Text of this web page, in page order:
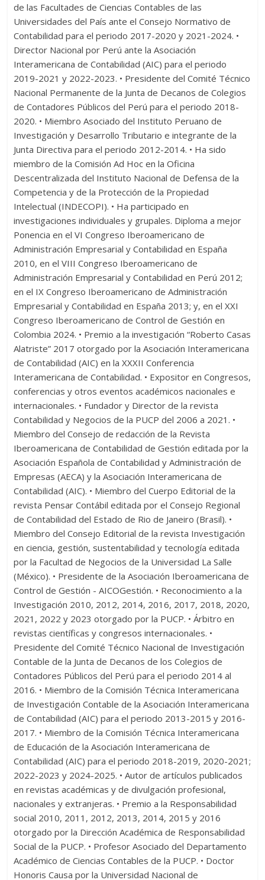
de las Facultades de Ciencias Contables de las
Universidades del País ante el Consejo Normativo de
Contabilidad para el periodo 2017-2020 y 2021-2024. •
Director Nacional por Perú ante la Asociación
Interamericana de Contabilidad (AIC) para el periodo
2019-2021 y 2022-2023. • Presidente del Comité Técnico
Nacional Permanente de la Junta de Decanos de Colegios
de Contadores Públicos del Perú para el periodo 2018-
2020. • Miembro Asociado del Instituto Peruano de
Investigación y Desarrollo Tributario e integrante de la
Junta Directiva para el periodo 2012-2014. • Ha sido
miembro de la Comisión Ad Hoc en la Oficina
Descentralizada del Instituto Nacional de Defensa de la
Competencia y de la Protección de la Propiedad
Intelectual (INDECOPI). • Ha participado en
investigaciones individuales y grupales. Diploma a mejor
Ponencia en el VI Congreso Iberoamericano de
Administración Empresarial y Contabilidad en España
2010, en el VIII Congreso Iberoamericano de
Administración Empresarial y Contabilidad en Perú 2012;
en el IX Congreso Iberoamericano de Administración
Empresarial y Contabilidad en España 2013; y, en el XXI
Congreso Iberoamericano de Control de Gestión en
Colombia 2024. • Premio a la investigación “Roberto Casas
Alatriste” 2017 otorgado por la Asociación Interamericana
de Contabilidad (AIC) en la XXXII Conferencia
Interamericana de Contabilidad. • Expositor en Congresos,
conferencias y otros eventos académicos nacionales e
internacionales. • Fundador y Director de la revista
Contabilidad y Negocios de la PUCP del 2006 a 2021. •
Miembro del Consejo de redacción de la Revista
Iberoamericana de Contabilidad de Gestión editada por la
Asociación Española de Contabilidad y Administración de
Empresas (AECA) y la Asociación Interamericana de
Contabilidad (AIC). • Miembro del Cuerpo Editorial de la
revista Pensar Contábil editada por el Consejo Regional
de Contabilidad del Estado de Rio de Janeiro (Brasil). •
Miembro del Consejo Editorial de la revista Investigación
en ciencia, gestión, sustentabilidad y tecnología editada
por la Facultad de Negocios de la Universidad La Salle
(México). • Presidente de la Asociación Iberoamericana de
Control de Gestión - AICOGestión. • Reconocimiento a la
Investigación 2010, 2012, 2014, 2016, 2017, 2018, 2020,
2021, 2022 y 2023 otorgado por la PUCP. • Árbitro en
revistas científicas y congresos internacionales. •
Presidente del Comité Técnico Nacional de Investigación
Contable de la Junta de Decanos de los Colegios de
Contadores Públicos del Perú para el periodo 2014 al
2016. • Miembro de la Comisión Técnica Interamericana
de Investigación Contable de la Asociación Interamericana
de Contabilidad (AIC) para el periodo 2013-2015 y 2016-
2017. • Miembro de la Comisión Técnica Interamericana
de Educación de la Asociación Interamericana de
Contabilidad (AIC) para el periodo 2018-2019, 2020-2021;
2022-2023 y 2024-2025. • Autor de artículos publicados
en revistas académicas y de divulgación profesional,
nacionales y extranjeras. • Premio a la Responsabilidad
social 2010, 2011, 2012, 2013, 2014, 2015 y 2016
otorgado por la Dirección Académica de Responsabilidad
Social de la PUCP. • Profesor Asociado del Departamento
Académico de Ciencias Contables de la PUCP. • Doctor
Honoris Causa por la Universidad Nacional de